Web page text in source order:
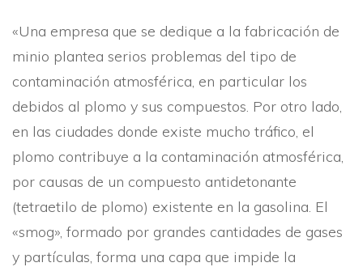
«Una empresa que se dedique a la fabricación de
minio plantea serios problemas del tipo de
contaminación atmosférica, en particular los
debidos al plomo y sus compuestos. Por otro lado,
en las ciudades donde existe mucho tráfico, el
plomo contribuye a la contaminación atmosférica,
por causas de un compuesto antidetonante
(tetraetilo de plomo) existente en la gasolina. El
«smog», formado por grandes cantidades de gases
y partí­culas, forma una capa que impide la